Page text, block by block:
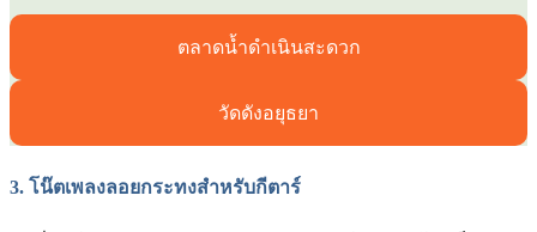
ตลาดน้ำดำเนินสะดวก
วัดดังอยุธยา
3. โน๊ตเพลงลอยกระทงสำหรับกีตาร์